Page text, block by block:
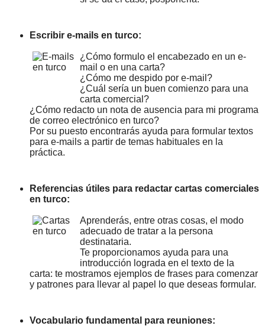
Escribir e-mails en turco:
¿Cómo formulo el encabezado en un e-
mail o en una carta?
¿Cómo me despido por e-mail?
¿Cuál sería un buen comienzo para una
carta comercial?
¿Cómo redacto un nota de ausencia para mi programa
de correo electrónico en turco?
Por su puesto encontrarás ayuda para formular textos
para e-mails a partir de temas habituales en la
práctica.
Referencias útiles para redactar cartas comerciales
en turco:
Aprenderás, entre otras cosas, el modo
adecuado de tratar a la persona
destinataria.
Te proporcionamos ayuda para una
introducción lograda en el texto de la
carta: te mostramos ejemplos de frases para comenzar
y patrones para llevar al papel lo que deseas formular.
Vocabulario fundamental para reuniones: